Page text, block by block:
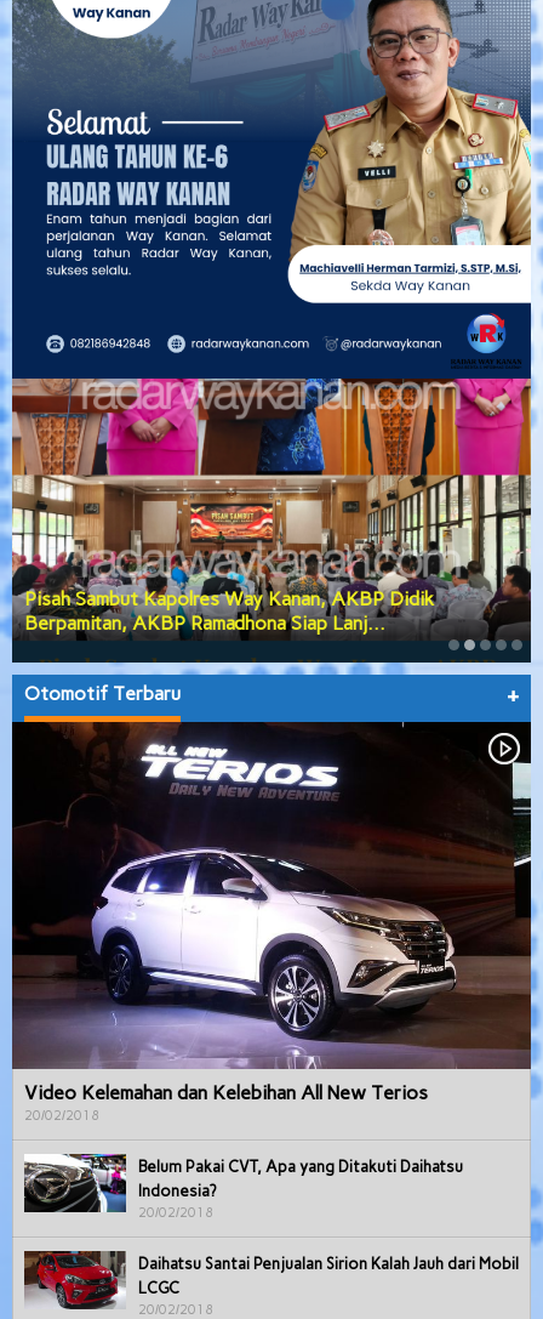
Pisah Sambut Kapolres Way Kanan, AKBP Didik
Berpamitan, AKBP Ramadhona Siap Lanj…
Otomotif Terbaru +
Video Kelemahan dan Kelebihan All New Terios
20/02/2018
Belum Pakai CVT, Apa yang Ditakuti Daihatsu
Indonesia?
20/02/2018
Daihatsu Santai Penjualan Sirion Kalah Jauh dari Mobil
LCGC
20/02/2018